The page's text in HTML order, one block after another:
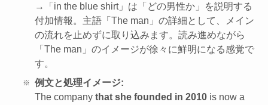
→「in the blue shirt」は「どの男性か」を説明する
付加情報。主語「The man」の詳細として、メイン
の流れを止めずに取り込みます。読み進めながら
「The man」のイメージが徐々に鮮明になる感覚で
す。
例文と処理イメージ:
The companythat she founded in 2010 is now a